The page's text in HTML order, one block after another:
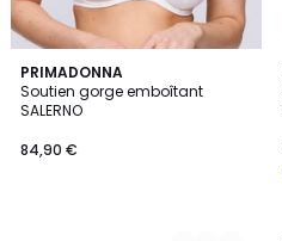
PRIMADONNA
Soutien gorge emboîtant
SALERNO
84,90 €
4
Couleurs